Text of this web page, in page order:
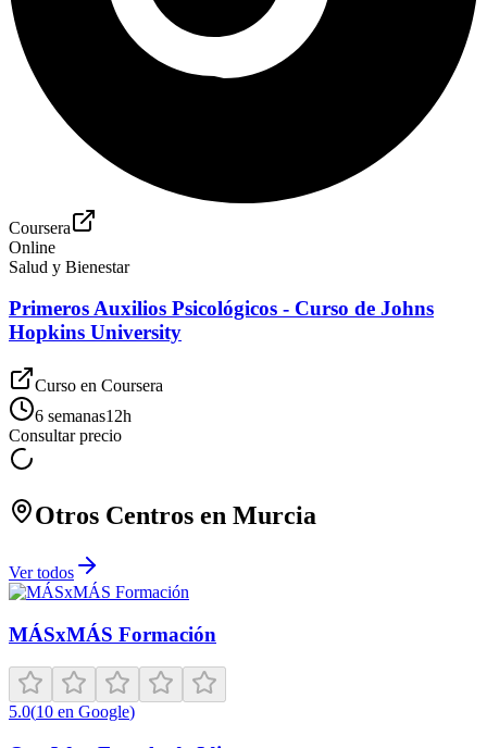
Coursera
Online
Salud y Bienestar
Primeros Auxilios Psicológicos - Curso de Johns
Hopkins University
Curso en Coursera
6 semanas12h
Consultar precio
Otros Centros en Murcia
Ver todos
MÁSxMÁS Formación
5.0(10 en Google)